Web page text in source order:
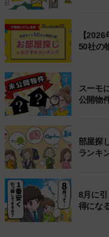
【
50社の
スーモ
公開物
部屋探
ランキ
8月に
得にな